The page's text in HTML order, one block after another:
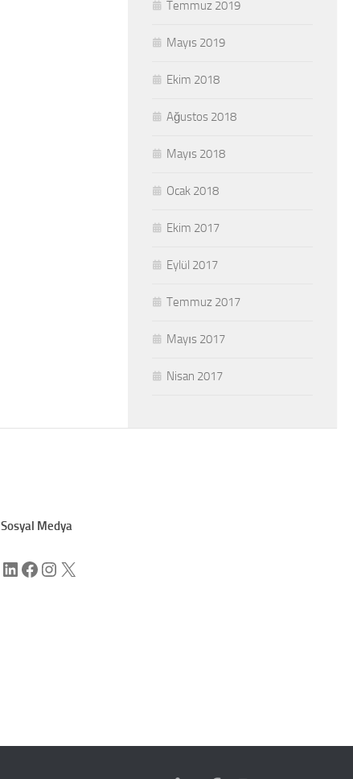
Temmuz 2019
Mayıs 2019
Ekim 2018
Ağustos 2018
Mayıs 2018
Ocak 2018
Ekim 2017
Eylül 2017
Temmuz 2017
Mayıs 2017
Nisan 2017
Sosyal Medya
LinkedIn
Facebook
Instagram
X